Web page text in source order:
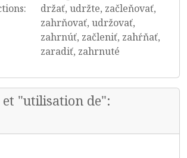
držať, udržte, začleňovať,
zahrňovať, udržovať,
zahrnúť, začleniť, zahŕňať,
zaradiť, zahrnuté
et "utilisation de":